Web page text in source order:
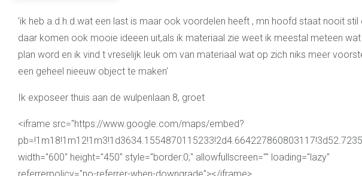
'ik heb a.d.h.d.wat een last is maar ook voordelen heeft , mn hoofd staat nooit stil
daar komen ook mooie ideeen uit,als ik materiaal zie weet ik meestal meteen wat
plan word en ik vind t vreselijk leuk om van materiaal wat op zich niks meer
een geheel nieeuw object te maken'
Ik exposeer thuis aan de wulpenlaan 8, groet
<iframe src="https://www.google.com/maps/embed?
width="600" height="450" style="border:0;" allowfullscreen="" loading="lazy"
referrerpolicy="no-referrer-when-downgrade"></iframe>